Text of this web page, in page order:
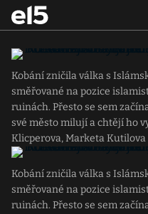
Kobání zničila válka s
směřované na pozice
ruinách. Přesto se sem
své město milují a chtějí ho
Klicperova, Marketa Kutilova
Kobání zničila válka s
směřované na pozice
ruinách. Přesto se sem